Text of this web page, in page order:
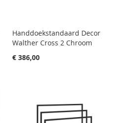
Handdoekstandaard Decor
Walther Cross 2 Chroom
€ 386,00